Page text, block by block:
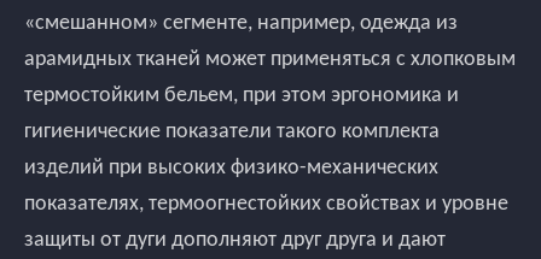
«смешанном» сегменте, например, одежда из
арамидных тканей может применяться с хлопковым
термостойким бельем, при этом эргономика и
гигиенические показатели такого комплекта
изделий при высоких физико-механических
показателях, термоогнестойких свойствах и уровне
защиты от дуги дополняют друг друга и дают